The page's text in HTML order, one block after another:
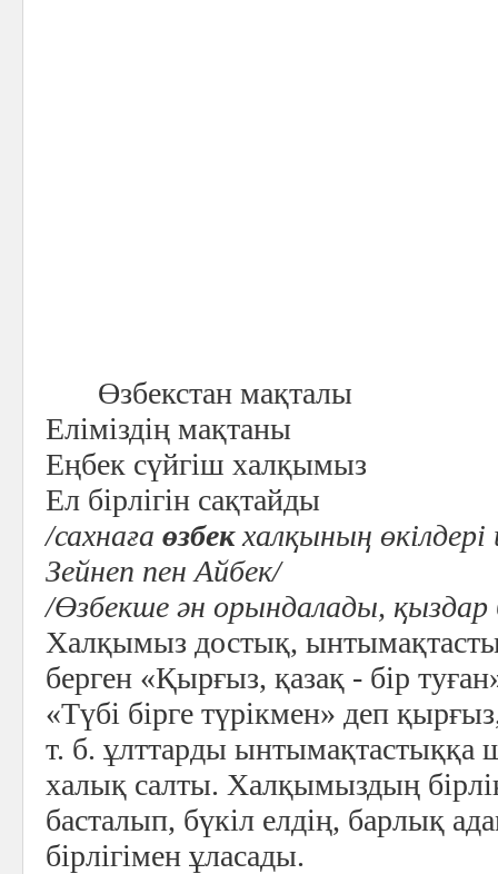
Өзбекстан мақталы
Еліміздің мақтаны
Еңбек сүйгіш халқымыз
Ел бірлігін сақтайды
/сахнаға өзбекхалқының
Зейнеп пен Айбек/
/Өзбекше ән орындалады, қыздар
Халқымыз достық,
берген «Қырғыз, қазақ - бір
«Түбі бірге түрікмен» деп
т. б. ұлттарды ынтымақтастыққа
халық салты. Халқымыздың
басталып, бүкіл елдің, барлық
бірлігімен ұласады.